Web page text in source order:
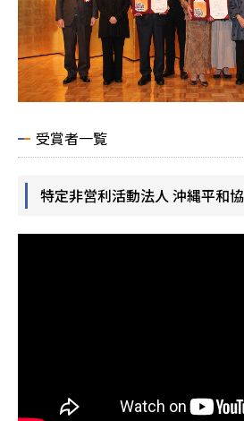
受賞者一覧
特定非営利活動法人 沖縄平和